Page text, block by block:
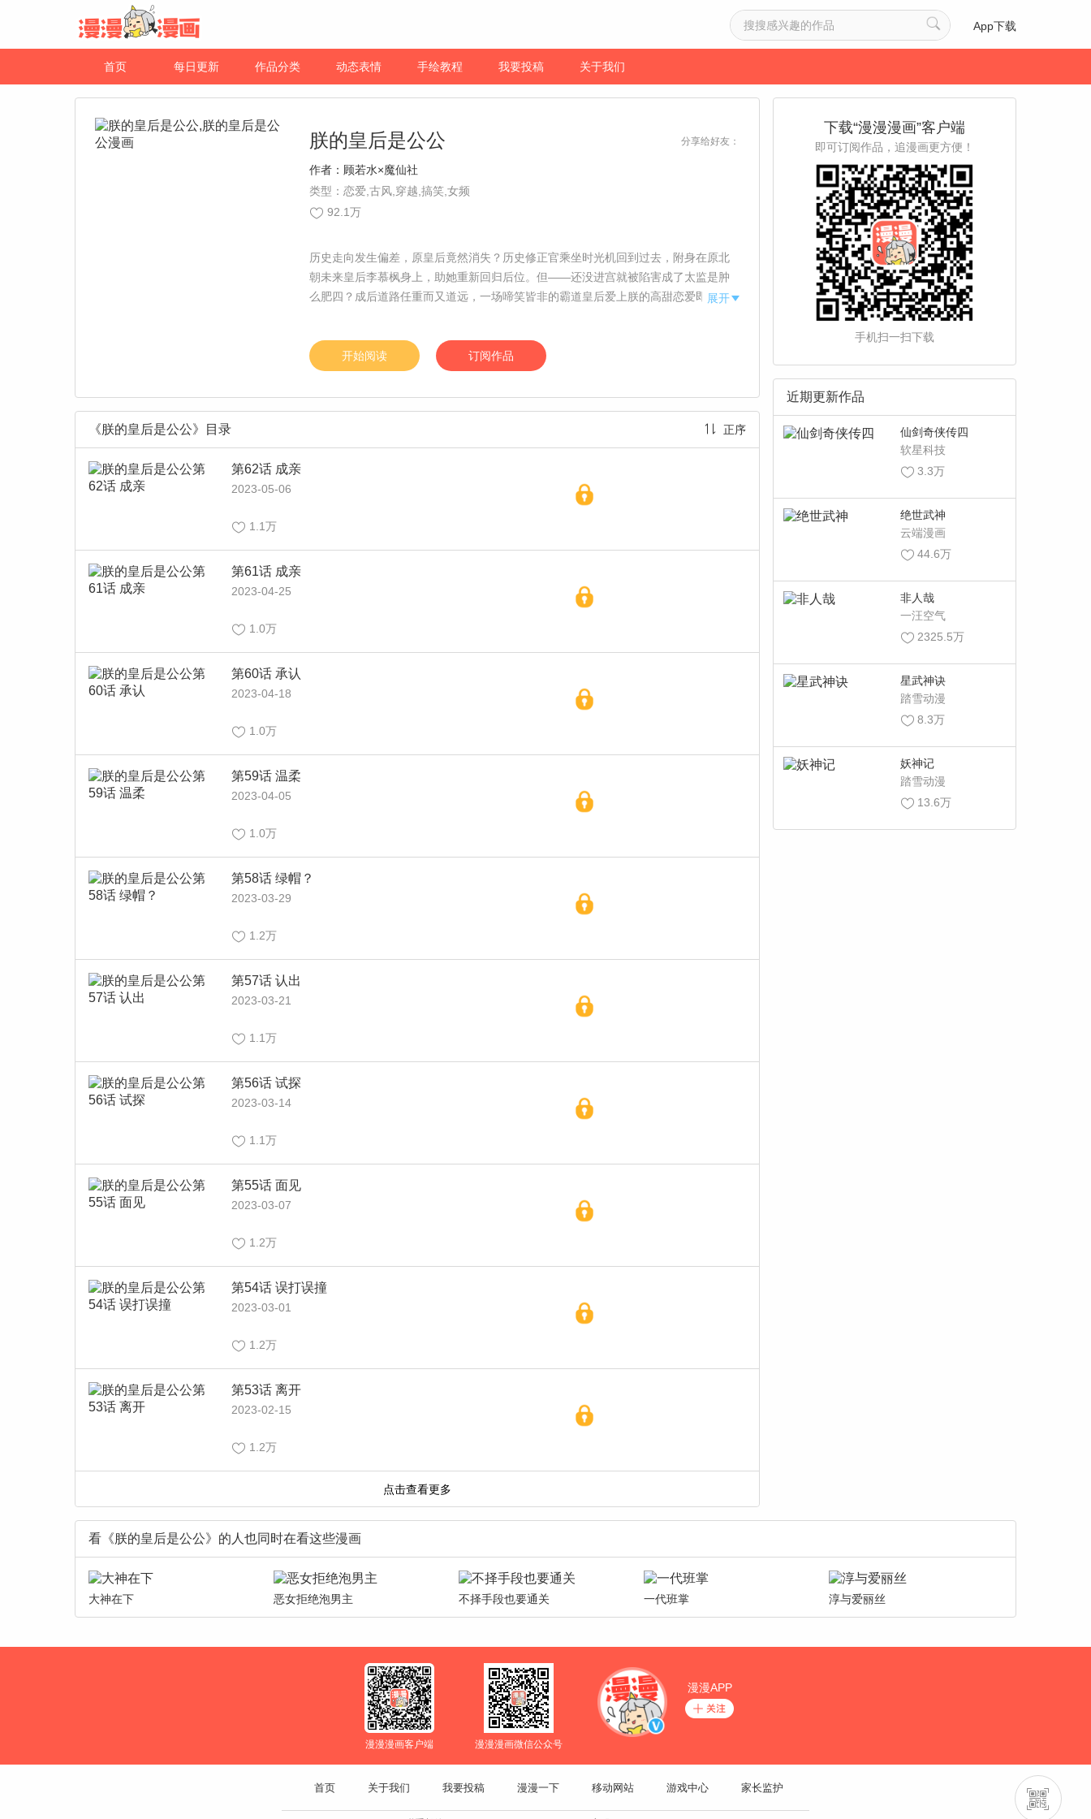
App下载
首页 每日更新 作品分类 动态表情 手绘教程 我要投稿 关于我们
朕的皇后是公公 分享给好友：
作者： 顾若水×魔仙社
类型：恋爱,古风,穿越,搞笑,女频
92.1万
历史走向发生偏差，原皇后竟然消失？历史修正官乘坐时光机回到过去，附身在原北
朝未来皇后李慕枫身上，助她重新回归后位。但——还没进宫就被陷害成了太监是肿
么肥四？成后道路任重而又道远，一场啼笑皆非的霸道皇后爱上朕的高甜恋爱即将展
展开
开始阅读 订阅作品
《朕的皇后是公公》目录 正序
第62话 成亲
2023-05-06
1.1万
第61话 成亲
2023-04-25
1.0万
第60话 承认
2023-04-18
1.0万
第59话 温柔
2023-04-05
1.0万
第58话 绿帽？
2023-03-29
1.2万
第57话 认出
2023-03-21
1.1万
第56话 试探
2023-03-14
1.1万
第55话 面见
2023-03-07
1.2万
第54话 误打误撞
2023-03-01
1.2万
第53话 离开
2023-02-15
1.2万
下载“漫漫漫画”客户端
即可订阅作品，追漫画更方便！
手机扫一扫下载
近期更新作品
仙剑奇侠传四
软星科技
3.3万
绝世武神
云端漫画
44.6万
非人哉
一汪空气
2325.5万
星武神诀
踏雪动漫
8.3万
妖神记
踏雪动漫
13.6万
看《朕的皇后是公公》的人也同时在看这些漫画
大神在下 恶女拒绝泡男主 不择手段也要通关 一代班掌 淳与爱丽丝
漫漫漫画客户端 漫漫漫画微信公众号
漫漫APP
首页 关于我们 我要投稿 漫漫一下 移动网站 游戏中心 家长监护